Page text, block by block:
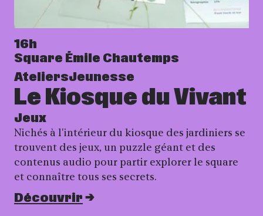
Le Kiosque du Vivant
Jeux
16h
Square Émile Chautemps
Nichés à l'intérieur du kiosque des jardiniers se
trouvent des jeux, un puzzle géant et des
contenus audio pour partir explorer le square
et connaître tous ses secrets.
AteliersJeunesse
Découvrir